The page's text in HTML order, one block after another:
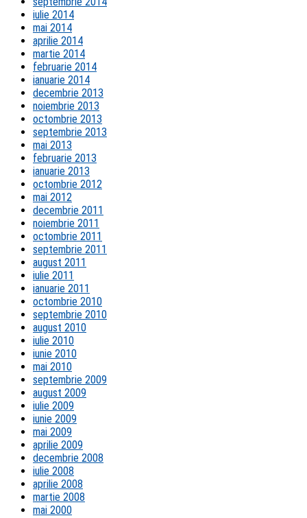
iulie 2014
mai 2014
aprilie 2014
martie 2014
februarie 2014
ianuarie 2014
decembrie 2013
noiembrie 2013
octombrie 2013
septembrie 2013
mai 2013
februarie 2013
ianuarie 2013
octombrie 2012
mai 2012
decembrie 2011
noiembrie 2011
octombrie 2011
septembrie 2011
august 2011
iulie 2011
ianuarie 2011
octombrie 2010
septembrie 2010
august 2010
iulie 2010
iunie 2010
mai 2010
septembrie 2009
august 2009
iulie 2009
iunie 2009
mai 2009
aprilie 2009
decembrie 2008
iulie 2008
aprilie 2008
martie 2008
mai 2000